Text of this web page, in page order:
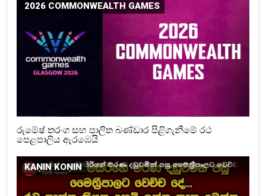
2026 COMMONWEALTH GAMES
රුමේෂ් තරංග සහ පාලිත බණ්ඩාර පිළිගැනීමේ රථ
පෙළපාලිය ඇරඹෙයි
KAṆIN KOṆIN